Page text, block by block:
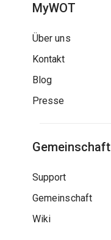
MyWOT
Über uns
Kontakt
Blog
Presse
Gemeinschaft
Support
Gemeinschaft
Wiki